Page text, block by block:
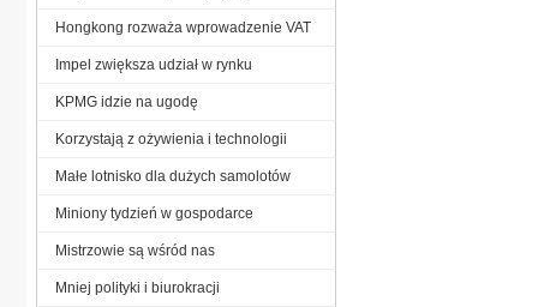
Hongkong rozważa wprowadzenie VAT
Impel zwiększa udział w rynku
KPMG idzie na ugodę
Korzystają z ożywienia i technologii
Małe lotnisko dla dużych samolotów
Miniony tydzień w gospodarce
Mistrzowie są wśród nas
Mniej polityki i biurokracji